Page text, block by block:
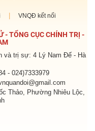
VNQĐ kết nối
- TỔNG CỤC CHÍNH TRỊ -
và trị sự: 4 Lý Nam Đế - Hà
- 024)7333979
Thảo, Phường Nhiêu Lộc,